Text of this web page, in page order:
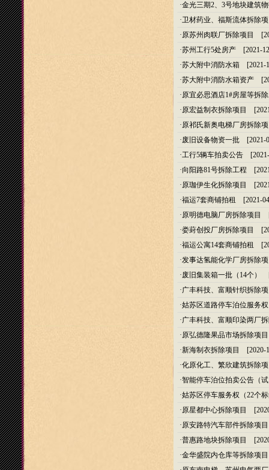
·金光三期2、3号地块建筑
·卫材药业、福斯流体拆除
·原苏州肉联厂拆除项目
·苏州工行5处房产 [2021-
·苏大附中消防水箱 [2021-
·苏大附中消防水箱资产
·原宜必思酒店1#房屋等拆
·原宏益制衣拆除项目
·原祁氏新奥电梯厂房拆除
·废旧设备物资一批 [2021-
·工行5辆车拍卖公告
·向阳路81号拆除工程
·原珈伊生化拆除项目
·福运7套商铺拍租
[2021-
·原明德电脑厂房拆除项目
·娄葑创投厂房拆除项目
·福运公寓14套商铺拍租
·发事达氢能化学厂房拆除
·废旧集装箱一批（14个）
·广丰科技、富顺针织拆除
·姑苏区道路停车泊位服务
·广丰科技、富顺印染两厂
·原弘德隆果品市场拆除项目
·新海制衣拆除项目
[2020-
·化原化工、繁欣建筑拆除
·智能停车泊位拍卖公告（
·姑苏区停车服务权（22个
·原星都中心拆除项目
·原安路特汽车部件拆除项目
·普惠路地块拆除项目
·金华盛院内仓库等拆除项目